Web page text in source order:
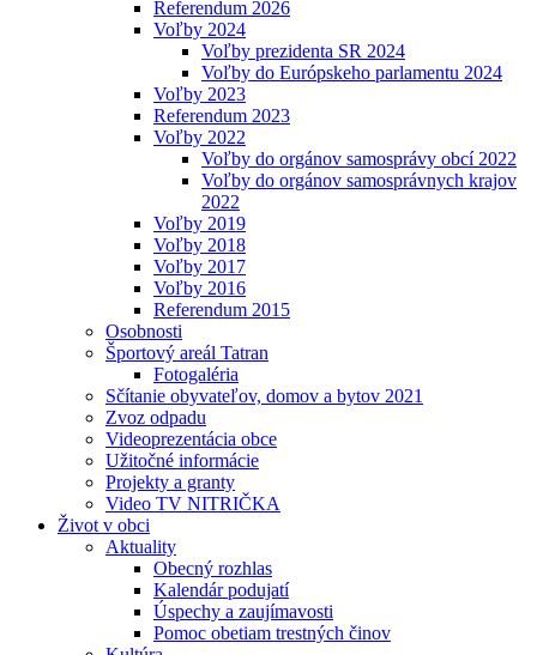
Referendum 2026
Voľby 2024
Voľby prezidenta SR 2024
Voľby do Európskeho parlamentu 2024
Voľby 2023
Referendum 2023
Voľby 2022
Voľby do orgánov samosprávy obcí 2022
Voľby do orgánov samosprávnych krajov
2022
Voľby 2019
Voľby 2018
Voľby 2017
Voľby 2016
Referendum 2015
Osobnosti
Športový areál Tatran
Fotogaléria
Sčítanie obyvateľov, domov a bytov 2021
Zvoz odpadu
Videoprezentácia obce
Užitočné informácie
Projekty a granty
Video TV NITRIČKA
Život v obci
Aktuality
Obecný rozhlas
Kalendár podujatí
Úspechy a zaujímavosti
Pomoc obetiam trestných činov